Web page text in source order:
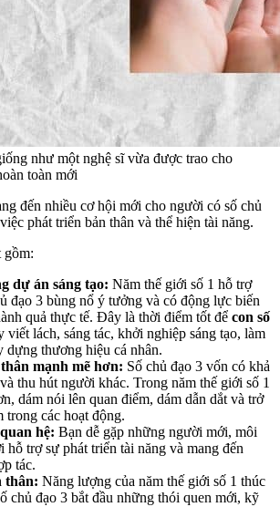
như một nghệ sĩ vừa được trao cho
toàn mới
đến nhiều cơ hội mới cho người có số chủ
phát triển bản thân và thể hiện tài năng.
gồm:
dự án sáng tạo: Năm thế giới số 1 hỗ trợ
đạo 3 bùng nổ ý tưởng và có động lực biến
quả thực tế. Đây là thời điểm tốt để con số
viết lách, sáng tác, khởi nghiệp sáng tạo, làm
dựng thương hiệu cá nhân.
mạnh mẽ hơn: Số chủ đạo 3 vốn có khả
thu hút người khác. Trong năm thế giới số 1
dám nói lên quan điểm, dám dẫn dắt và trở
trong các hoạt động.
hệ: Bạn dễ gặp những người mới, môi
hỗ trợ sự phát triển tài năng và mang đến
tác.
thân: Năng lượng của năm thế giới số 1 thúc
chủ đạo 3 bắt đầu những thói quen mới, kỹ